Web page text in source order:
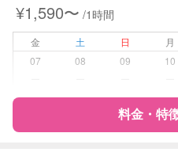
¥1,590〜 /1時間
金 土 日 月
07
08 09 10
料金・特